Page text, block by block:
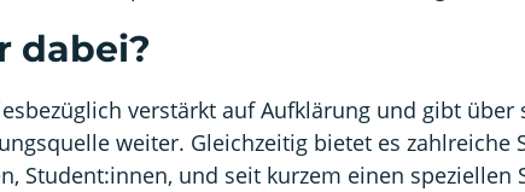
dabei?
verstärkt auf Aufklärung und gibt über
weiter. Gleichzeitig bietet es zahlreiche
Student:innen, und seit kurzem einen speziellen